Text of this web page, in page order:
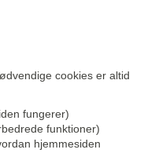
cookies er altid
fungerer)
funktioner)
hjemmesiden